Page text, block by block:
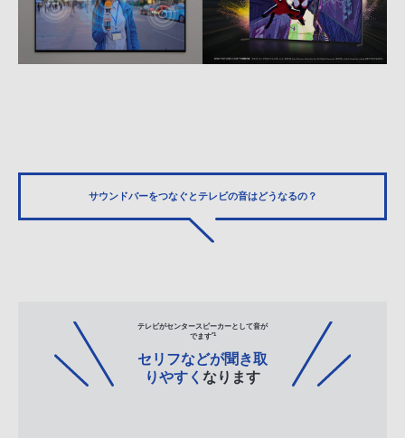
サウンドバーをつなぐとテレビの音はどうなるの？
テレビがセンタースピーカーとして音が
でます*1
セリフなどが聞き取
りやすく なります